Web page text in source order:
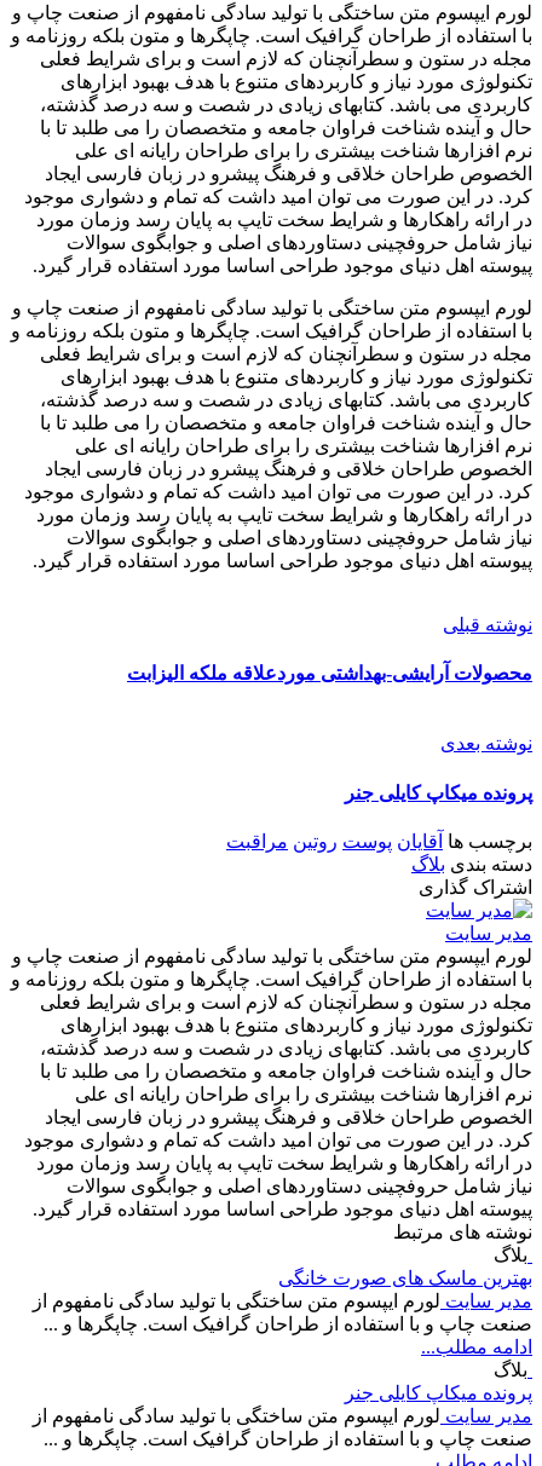
لورم ایپسوم متن ساختگی با تولید سادگی نامفهوم از صنعت چاپ و
با استفاده از طراحان گرافیک است. چاپگرها و متون بلکه روزنامه و
مجله در ستون و سطرآنچنان که لازم است و برای شرایط فعلی
تکنولوژی مورد نیاز و کاربردهای متنوع با هدف بهبود ابزارهای
کاربردی می باشد. کتابهای زیادی در شصت و سه درصد گذشته،
حال و آینده شناخت فراوان جامعه و متخصصان را می طلبد تا با
نرم افزارها شناخت بیشتری را برای طراحان رایانه ای علی
الخصوص طراحان خلاقی و فرهنگ پیشرو در زبان فارسی ایجاد
کرد. در این صورت می توان امید داشت که تمام و دشواری موجود
در ارائه راهکارها و شرایط سخت تایپ به پایان رسد وزمان مورد
نیاز شامل حروفچینی دستاوردهای اصلی و جوابگوی سوالات
پیوسته اهل دنیای موجود طراحی اساسا مورد استفاده قرار گیرد.
لورم ایپسوم متن ساختگی با تولید سادگی نامفهوم از صنعت چاپ و
با استفاده از طراحان گرافیک است. چاپگرها و متون بلکه روزنامه و
مجله در ستون و سطرآنچنان که لازم است و برای شرایط فعلی
تکنولوژی مورد نیاز و کاربردهای متنوع با هدف بهبود ابزارهای
کاربردی می باشد. کتابهای زیادی در شصت و سه درصد گذشته،
حال و آینده شناخت فراوان جامعه و متخصصان را می طلبد تا با
نرم افزارها شناخت بیشتری را برای طراحان رایانه ای علی
الخصوص طراحان خلاقی و فرهنگ پیشرو در زبان فارسی ایجاد
کرد. در این صورت می توان امید داشت که تمام و دشواری موجود
در ارائه راهکارها و شرایط سخت تایپ به پایان رسد وزمان مورد
نیاز شامل حروفچینی دستاوردهای اصلی و جوابگوی سوالات
پیوسته اهل دنیای موجود طراحی اساسا مورد استفاده قرار گیرد.
نوشته قبلی
محصولات آرایشی-بهداشتی موردعلاقه ملکه الیزابت
نوشته بعدی
پرونده‌ میکاپ کایلی جنر
برچسب ها آقایان پوست روتین مراقبت
دسته بندی بلاگ
اشتراک گذاری
مدیر سایت
لورم ایپسوم متن ساختگی با تولید سادگی نامفهوم از صنعت چاپ و
با استفاده از طراحان گرافیک است. چاپگرها و متون بلکه روزنامه و
مجله در ستون و سطرآنچنان که لازم است و برای شرایط فعلی
تکنولوژی مورد نیاز و کاربردهای متنوع با هدف بهبود ابزارهای
کاربردی می باشد. کتابهای زیادی در شصت و سه درصد گذشته،
حال و آینده شناخت فراوان جامعه و متخصصان را می طلبد تا با
نرم افزارها شناخت بیشتری را برای طراحان رایانه ای علی
الخصوص طراحان خلاقی و فرهنگ پیشرو در زبان فارسی ایجاد
کرد. در این صورت می توان امید داشت که تمام و دشواری موجود
در ارائه راهکارها و شرایط سخت تایپ به پایان رسد وزمان مورد
نیاز شامل حروفچینی دستاوردهای اصلی و جوابگوی سوالات
پیوسته اهل دنیای موجود طراحی اساسا مورد استفاده قرار گیرد.
نوشته های مرتبط
بلاگ
بهترین ماسک های صورت خانگی
مدیر سایت لورم ایپسوم متن ساختگی با تولید سادگی نامفهوم از
صنعت چاپ و با استفاده از طراحان گرافیک است. چاپگرها و ...
ادامه مطلب...
بلاگ
پرونده‌ میکاپ کایلی جنر
مدیر سایت لورم ایپسوم متن ساختگی با تولید سادگی نامفهوم از
صنعت چاپ و با استفاده از طراحان گرافیک است. چاپگرها و ...
ادامه مطلب...